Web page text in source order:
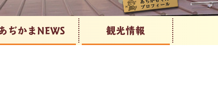
ぢかまNEWS 観光情報